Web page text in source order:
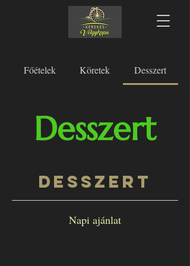
Főételek Köretek Desszert
Desszert
Desszert
Napi ajánlat